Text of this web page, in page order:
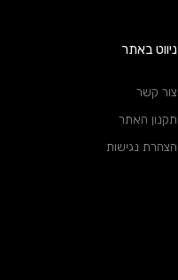
ניווט באתר
צור קשר
תקנון האתר
הצהרת נגישות